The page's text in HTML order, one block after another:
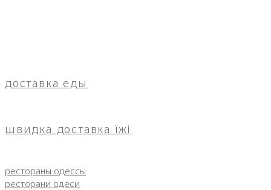
доставка еды
швидка доставка їжі
рестораны одессы
ресторани одеси